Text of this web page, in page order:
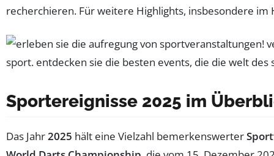
recherchieren. Für weitere Highlights, insbesondere
Sportereignisse 2025 im
Das Jahr2025 hält eine Vielzahl bemerkenswerter